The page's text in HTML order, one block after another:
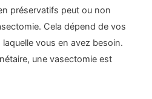
préservatifs peut ou non
Cela dépend de vos
vous en avez besoin.
une vasectomie est